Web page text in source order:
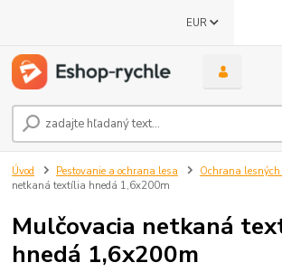
EUR
Úvod Pestovanie a ochrana lesa Ochrana
netkaná textília hnedá 1,6x200m
Mulčovacia netkaná
hnedá 1,6x200m